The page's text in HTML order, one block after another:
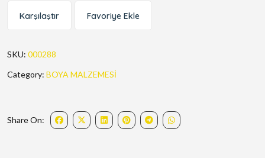
Karşılaştır Favoriye Ekle
SKU: 000288
Category: BOYA MALZEMESİ
Share On: